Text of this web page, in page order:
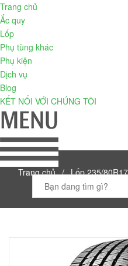
Trang chủ
Ắc quy
Lốp
Phụ tùng khác
Phụ kiện
Dịch vụ
Blog
KẾT NỐI VỚI CHÚNG TÔI
Trang chủ / Lốp 235/80R17
235/80R17